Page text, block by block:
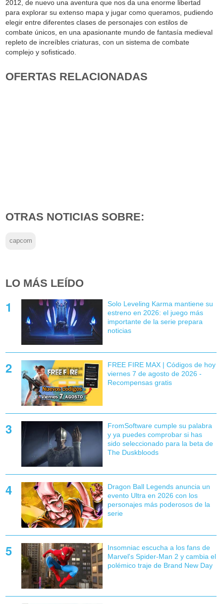
2012, de nuevo una aventura que nos da una enorme libertad
para explorar su extenso mapa y jugar como queramos, pudiendo
elegir entre diferentes clases de personajes con estilos de
combate únicos, en una apasionante mundo de fantasía medieval
repleto de increíbles criaturas, con un sistema de combate
complejo y sofisticado.
OFERTAS RELACIONADAS
OTRAS NOTICIAS SOBRE:
capcom
LO MÁS LEÍDO
Solo Leveling Karma mantiene su
estreno en 2026: el juego más
importante de la serie prepara
noticias
FREE FIRE MAX | Códigos de hoy
viernes 7 de agosto de 2026 -
Recompensas gratis
FromSoftware cumple su palabra
y ya puedes comprobar si has
sido seleccionado para la beta de
The Duskbloods
Dragon Ball Legends anuncia un
evento Ultra en 2026 con los
personajes más poderosos de la
serie
Insomniac escucha a los fans de
Marvel's Spider-Man 2 y cambia el
polémico traje de Brand New Day